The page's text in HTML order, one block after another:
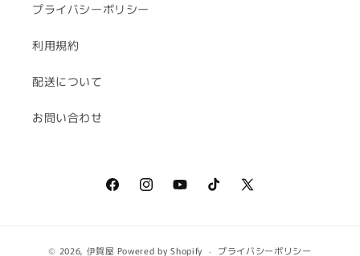
プライバシーポリシー
利用規約
配送について
お問い合わせ
FacebookInstagramYouTubeTikTok
X
© 2026, 伊賀屋 Powered by Shopify プライバシーポリシー